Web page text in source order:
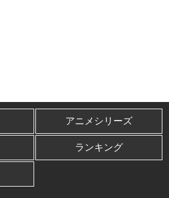
アニメシリーズ
ランキング